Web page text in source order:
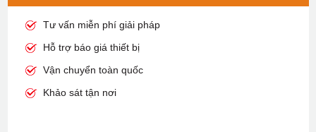
Tư vấn miễn phí giải pháp
Hỗ trợ báo giá thiết bị
Vận chuyển toàn quốc
Khảo sát tận nơi